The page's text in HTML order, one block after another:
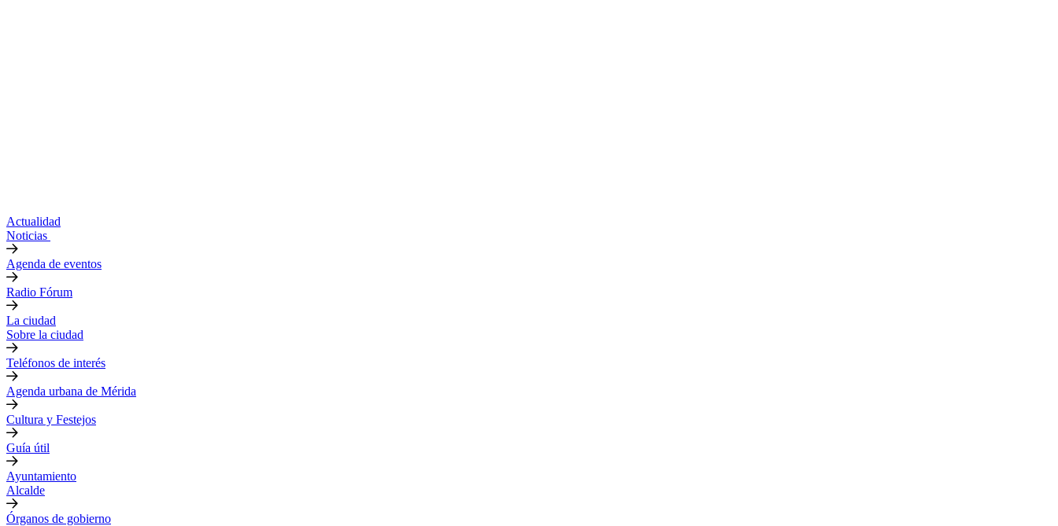
Actualidad
Noticias
Agenda de eventos
Radio Fórum
La ciudad
Sobre la ciudad
Teléfonos de interés
Agenda urbana de Mérida
Cultura y Festejos
Guía útil
Ayuntamiento
Alcalde
Órganos de gobierno